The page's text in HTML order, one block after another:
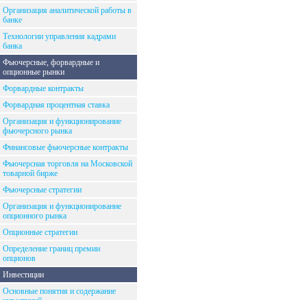
Организация аналитической работы в
банке
Технологии управления кадрами
банка
Фьючерсные, форвардные и
опционные рынки
Форвардные контракты
Форвардная процентная ставка
Организация и функционирование
фьючерсного рынка
Финансовые фьючерсные контракты
Фьючерсная торговля на Московской
товарной бирже
Фьючерсные стратегии
Организация и функционирование
опционного рынка
Опционные стратегии
Определение границ премии
опционов
Инвестиции
Основные понятия и содержание